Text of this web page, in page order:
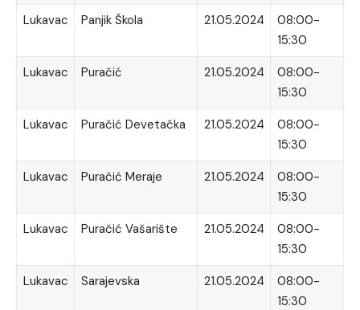
Lukavac
Panjik Škola 21.05.2024
08:00-
15:30
Lukavac
Puračić 21.05.2024
08:00-
15:30
Lukavac
Puračić Devetačka 21.05.2024
08:00-
15:30
Lukavac
Puračić Meraje 21.05.2024
08:00-
15:30
Lukavac
Puračić Vašarište 21.05.2024
08:00-
15:30
Lukavac
Sarajevska 21.05.2024
08:00-
15:30